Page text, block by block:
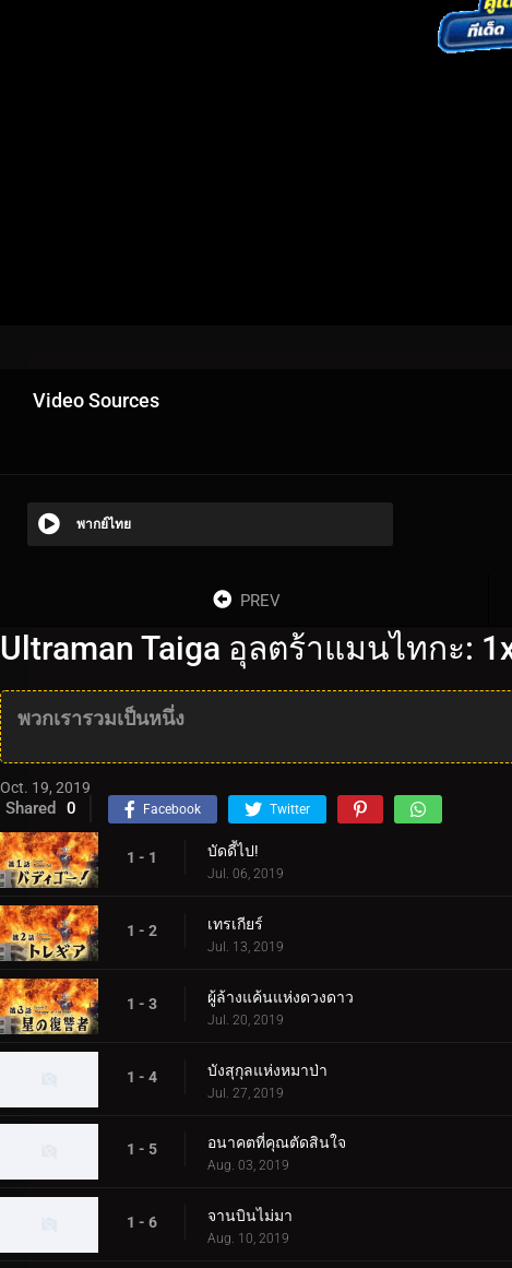
Video Sources
พากย์ไทย
PREV
Ultraman Taiga อุลตร้าแมนไทกะ:
พวกเรารวมเป็นหนึ่ง
Oct. 19, 2019
Shared 0 Facebook Twitter
1 - 1 บัดดี้ไป!
Jul. 06, 2019
1 - 2 เทรเกียร์
Jul. 13, 2019
1 - 3 ผู้ล้างแค้นแห่งดวงดาว
Jul. 20, 2019
1 - 4 บังสุกุลแห่งหมาป่า
Jul. 27, 2019
1 - 5 อนาคตที่คุณตัดสินใจ
Aug. 03, 2019
1 - 6 จานบินไม่มา
Aug. 10, 2019